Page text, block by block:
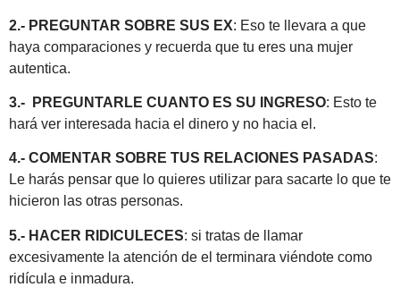
2.- PREGUNTAR SOBRE SUS EX: Eso te llevara a que
haya comparaciones y recuerda que tu eres una mujer
autentica.
3.- PREGUNTARLE CUANTO ES SU INGRESO: Esto te
hará ver interesada hacia el dinero y no hacia el.
4.- COMENTAR SOBRE TUS RELACIONES PASADAS:
Le harás pensar que lo quieres utilizar para sacarte lo que te
hicieron las otras personas.
5.- HACER RIDICULECES: si tratas de llamar
excesivamente la atención de el terminara viéndote como
ridícula e inmadura.